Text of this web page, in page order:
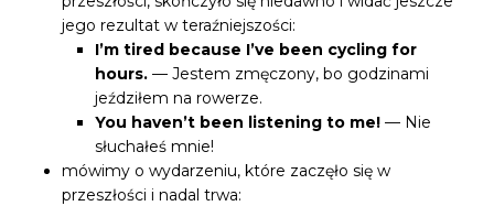
jego rezultat w teraźniejszości:
I’m tired because I’ve been cycling for
hours. — Jestem zmęczony, bo godzinami
jeździłem na rowerze.
You haven’t been listening to me! — Nie
słuchałeś mnie!
mówimy o wydarzeniu, które zaczęło się w
przeszłości i nadal trwa: